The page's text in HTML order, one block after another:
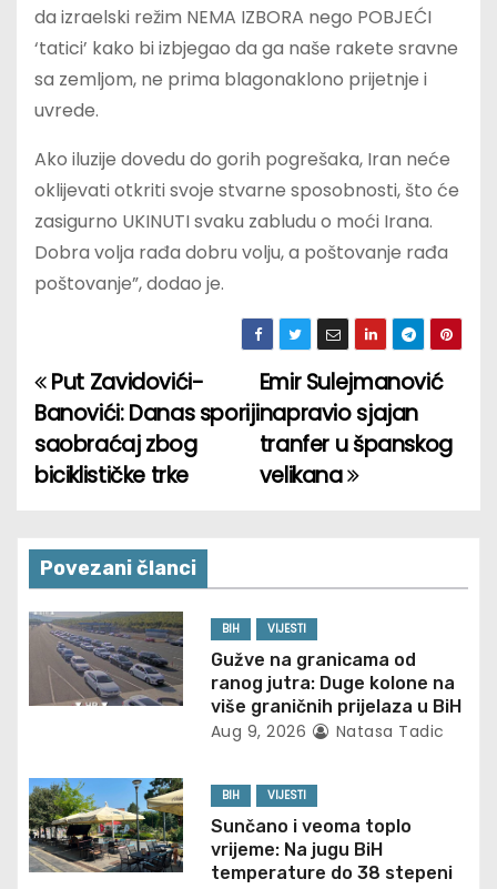
da izraelski režim NEMA IZBORA nego POBJEĆI
‘tatici’ kako bi izbjegao da ga naše rakete sravne
sa zemljom, ne prima blagonaklono prijetnje i
uvrede.
Ako iluzije dovedu do gorih pogrešaka, Iran neće
oklijevati otkriti svoje stvarne sposobnosti, što će
zasigurno UKINUTI svaku zabludu o moći Irana.
Dobra volja rađa dobru volju, a poštovanje rađa
poštovanje”, dodao je.
P
o
s
n
a
v
i
a
t
Emir Sulejmanović
napravio sjajan
tranfer u španskog
velikana
Put Zavidovići-
Banovići: Danas sporiji
saobraćaj zbog
biciklističke trke
Povezani članci
BIH VIJESTI
Gužve na granicama od
ranog jutra: Duge kolone na
više graničnih prijelaza u BiH
Aug 9, 2026 Natasa Tadic
BIH VIJESTI
Sunčano i veoma toplo
vrijeme: Na jugu BiH
temperature do 38 stepeni